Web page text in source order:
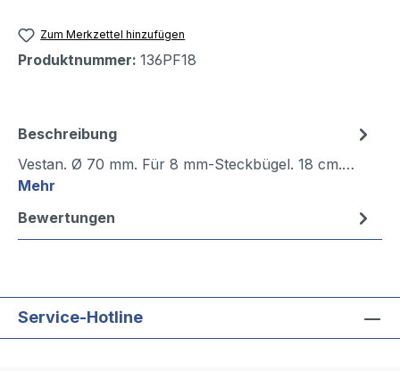
Zum Merkzettel hinzufügen
Produktnummer: 136PF18
Beschreibung
Vestan. Ø 70 mm. Für 8 mm-Steckbügel. 18 cm.…
Mehr
Bewertungen
Service-Hotline